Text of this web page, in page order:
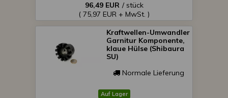
96,49 EUR / stück
( 75,97 EUR + MwSt. )
Kraftwellen-Umwandler
Garnitur Komponente,
klaue Hülse (Shibaura
SU)
Normale Lieferung
Auf Lager